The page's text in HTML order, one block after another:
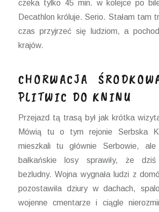
czeka tylko 45 min. w kolejce po
Decathlon króluje. Serio. Stałam tam
czas przyjrzeć się ludziom, a
krajów.
CHORWACJA
PLITWIC DO KNINU
Przejazd tą trasą był jak krótka
Mówią tu o tym rejonie Serbska
mieszkali tu głównie Serbowie, ale
bałkańskie losy sprawiły, że
bezludny. Wojna wygnała ludzi z
pozostawiła dziury w dachach,
wojenne cmentarze i ciągle